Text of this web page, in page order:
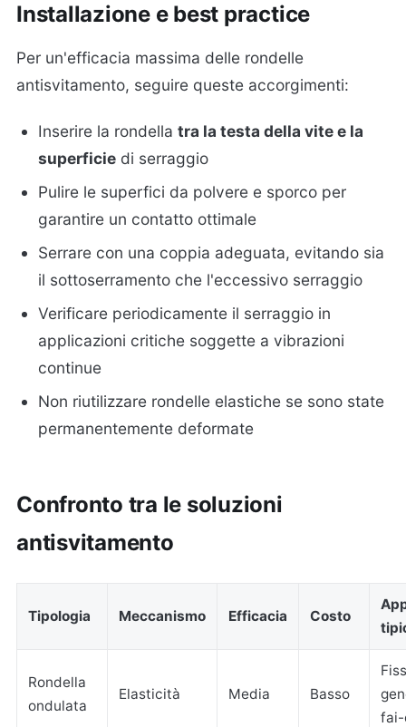
Installazione e best practice
Per un'efficacia massima delle rondelle
antisvitamento, seguire queste accorgimenti:
Inserire la rondellatra la testa della vite e la
superficie di serraggio
Pulire le superfici da polvere e sporco per
garantire un contatto ottimale
Serrare con una coppia adeguata, evitando sia
il sottoserramento che l'eccessivo serraggio
Verificare periodicamente il serraggio in
applicazioni critiche soggette a vibrazioni
continue
Non riutilizzare rondelle elastiche se sono state
permanentemente deformate
Confronto tra le soluzioni
antisvitamento
Tipologia Meccanismo Efficacia Costo
Rondella
ondulata
Elasticità Media Basso